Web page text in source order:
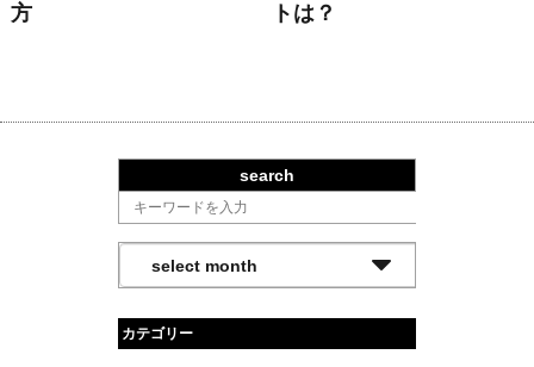
方
トは？
search
カテゴリー